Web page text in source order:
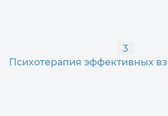
3
Психотерапия эффективных